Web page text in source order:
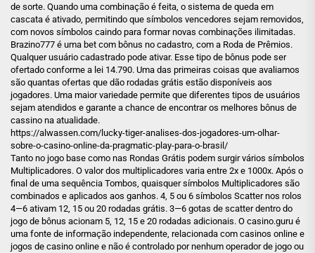
de sorte. Quando uma combinação é feita, o sistema de queda em
cascata é ativado, permitindo que símbolos vencedores sejam removidos,
com novos símbolos caindo para formar novas combinações ilimitadas.
Brazino777 é uma bet com bônus no cadastro, com a Roda de Prêmios.
Qualquer usuário cadastrado pode ativar. Esse tipo de bônus pode ser
ofertado conforme a lei 14.790. Uma das primeiras coisas que avaliamos
são quantas ofertas que dão rodadas grátis estão disponíveis aos
jogadores. Uma maior variedade permite que diferentes tipos de usuários
sejam atendidos e garante a chance de encontrar os melhores bônus de
cassino na atualidade.
https://alwassen.com/lucky-tiger-analises-dos-jogadores-um-olhar-
sobre-o-casino-online-da-pragmatic-play-para-o-brasil/
Tanto no jogo base como nas Rondas Grátis podem surgir vários símbolos
Multiplicadores. O valor dos multiplicadores varia entre 2x e 1000x. Após o
final de uma sequência Tombos, quaisquer símbolos Multiplicadores são
combinados e aplicados aos ganhos. 4, 5 ou 6 símbolos Scatter nos rolos
4—6 ativam 12, 15 ou 20 rodadas grátis. 3—6 gotas de scatter dentro do
jogo de bônus acionam 5, 12, 15 e 20 rodadas adicionais. O casino.guru é
uma fonte de informação independente, relacionada com casinos online e
jogos de casino online e não é controlado por nenhum operador de jogo ou